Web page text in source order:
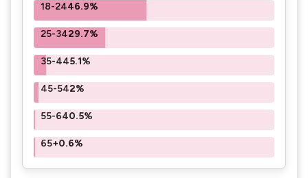
18-2446.9%
25-3429.7%
35-445.1%
45-542%
55-640.5%
65+0.6%